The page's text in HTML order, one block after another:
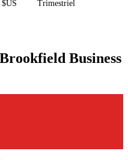
Trimestriel
Business